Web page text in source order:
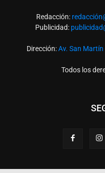
Redacción: redacció
Publicidad:
Dirección:Av. San Martín
Todos los